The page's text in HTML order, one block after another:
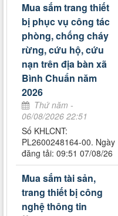
Mua sắm trang thiết
bị phục vụ công tác
phòng, chống cháy
rừng, cứu hộ, cứu
nạn trên địa bàn xã
Bình Chuẩn năm
2026
Thứ năm -
06/08/2026 22:51
Số KHLCNT:
PL2600248164-00. Ngày
đăng tải: 09:51 07/08/26
Mua sắm tài sản,
trang thiết bị công
nghệ thông tin